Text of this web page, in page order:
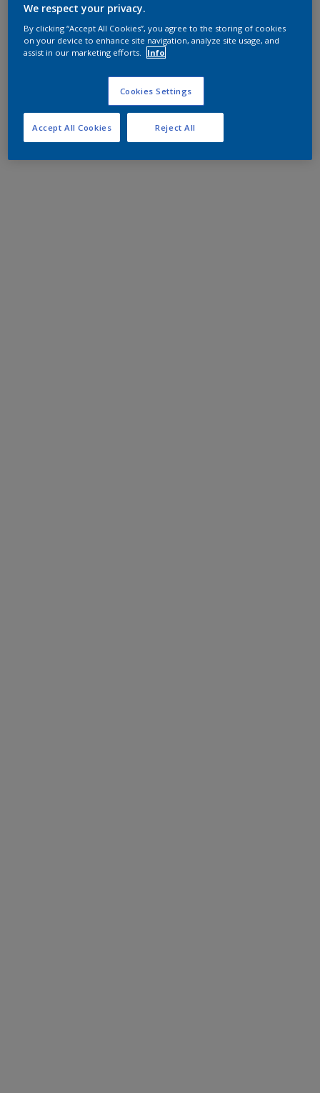
We respect your privacy.
By clicking “Accept All Cookies”, you agree to the storing of cookies
on your device to enhance site navigation, analyze site usage, and
assist in our marketing efforts.
Info
Cookies Settings
Reject All
Accept All Cookies